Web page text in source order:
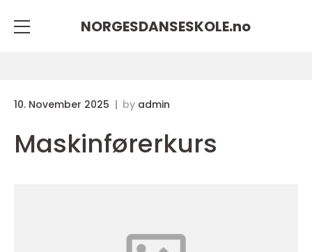
NORGESDANSESKOLE.no
10. November 2025 by admin
Maskinførerkurs